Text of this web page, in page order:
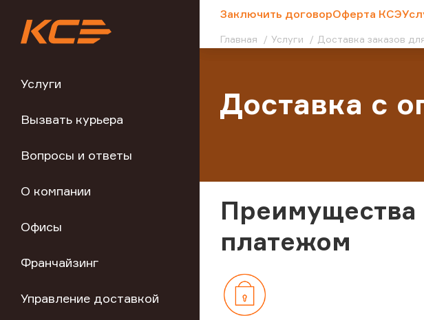
Услуги
Вызвать курьера
Вопросы и ответы
О компании
Офисы
Франчайзинг
Управление доставкой
Заключить договорОферта КСЭ
Главная Услуги Доставка заказов
Доставка с
Преимущества
платежом